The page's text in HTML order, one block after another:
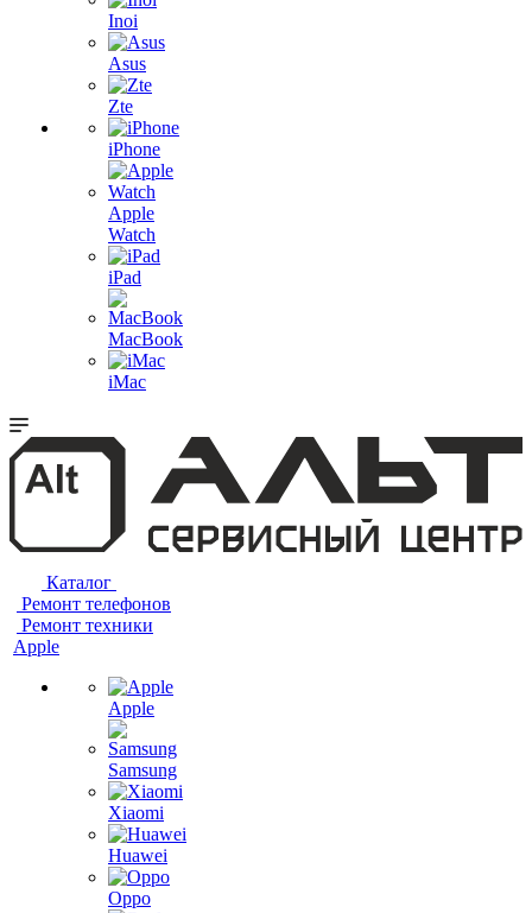
Inoi
Asus
Zte
iPhone
Apple
Watch
iPad
MacBook
iMac
Каталог
Ремонт телефонов
Ремонт техники
Apple
Apple
Samsung
Xiaomi
Huawei
Oppo